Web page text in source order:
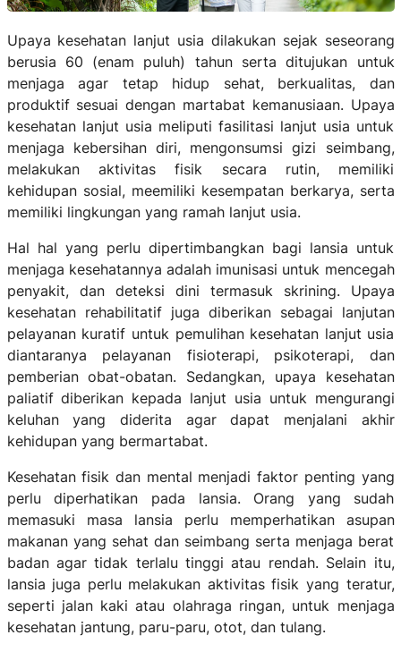
Upaya kesehatan lanjut usia dilakukan sejak seseorang
berusia 60 (enam puluh) tahun serta ditujukan untuk
menjaga agar tetap hidup sehat, berkualitas, dan
produktif sesuai dengan martabat kemanusiaan. Upaya
kesehatan lanjut usia meliputi fasilitasi lanjut usia untuk
menjaga kebersihan diri, mengonsumsi gizi seimbang,
melakukan aktivitas fisik secara rutin, memiliki
kehidupan sosial, meemiliki kesempatan berkarya, serta
memiliki lingkungan yang ramah lanjut usia.
Hal hal yang perlu dipertimbangkan bagi lansia untuk
menjaga kesehatannya adalah imunisasi untuk mencegah
penyakit, dan deteksi dini termasuk skrining. Upaya
kesehatan rehabilitatif juga diberikan sebagai lanjutan
pelayanan kuratif untuk pemulihan kesehatan lanjut usia
diantaranya pelayanan fisioterapi, psikoterapi, dan
pemberian obat-obatan. Sedangkan, upaya kesehatan
paliatif diberikan kepada lanjut usia untuk mengurangi
keluhan yang diderita agar dapat menjalani akhir
kehidupan yang bermartabat.
Kesehatan fisik dan mental menjadi faktor penting yang
perlu diperhatikan pada lansia. Orang yang sudah
memasuki masa lansia perlu memperhatikan asupan
makanan yang sehat dan seimbang serta menjaga berat
badan agar tidak terlalu tinggi atau rendah. Selain itu,
lansia juga perlu melakukan aktivitas fisik yang teratur,
seperti jalan kaki atau olahraga ringan, untuk menjaga
kesehatan jantung, paru-paru, otot, dan tulang.